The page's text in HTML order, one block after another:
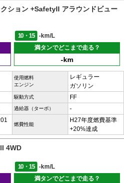
ション +SafetyII アラウンドビュー
10・15
-km/L
満タンでどこまで走る？
-km
使用燃料
エンジン
レギュラー
ガソリン
駆動方式 FF
過給器（ターボ） -
燃費性能
H27年度燃費基準
+20%達成
4WD
10・15
-km/L
満タンでどこまで走る？